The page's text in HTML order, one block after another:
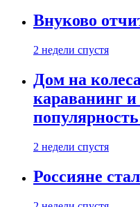
Внуково
2 недели спустя
Дом на
караванинг
2 недели спустя
Россияне